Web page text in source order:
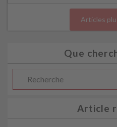
Articles
Que
Article